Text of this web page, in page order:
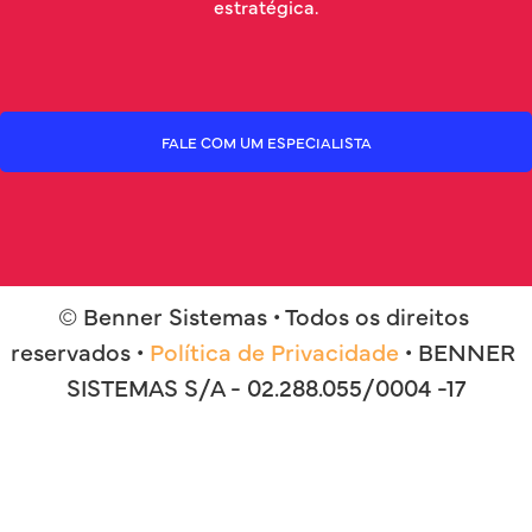
estratégica.
FALE COM UM ESPECIALISTA
© Benner Sistemas • Todos os direitos
reservados • Política de Privacidade • BENNER
SISTEMAS S/A - 02.288.055/0004 -17